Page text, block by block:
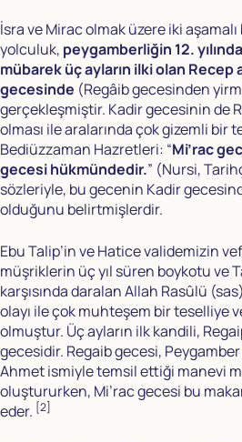
İsra ve Mirac olmak üzere iki
yolculuk, peygamberliğin 12.
mübarek üç ayların ilki olan Recep
gecesinde (Regâib gecesinden
gerçekleşmiştir. Kadir gecesinin de
olması ile aralarında çok gizemli bir
Bediüzzaman Hazretleri: “Mi’rac
gecesi hükmündedir.” (Nursi,
sözleriyle, bu gecenin Kadir
olduğunu belirtmişlerdir.
Ebu Talip’in ve Hatice validemizin
müşriklerin üç yıl süren boykotu ve
karşısında daralan Allah Rasûlü
olayı ile çok muhteşem bir teselliye
olmuştur. Üç ayların ilk kandili,
gecesidir. Regaib gecesi,
Ahmet ismiyle temsil ettiği manevi
oluştururken, Mi’rac gecesi bu
eder. [2]